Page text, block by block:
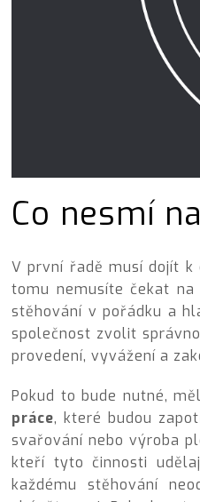
Co nesmí
V první řadě musí dojít k
tomu nemusíte čekat
stěhování v pořádku a
společnost zvolit
provedení, vyvážení a
Pokud to bude nutné,
práce, které budou
svařování nebo výroba
kteří tyto činnosti
každému stěhování